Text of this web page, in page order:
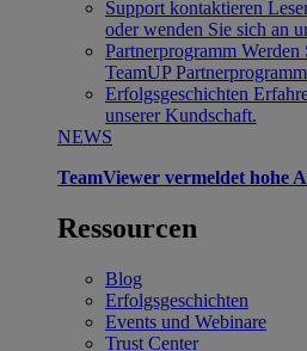
Support kontaktieren
oder wenden Sie sich an
Partnerprogramm Werden
TeamUP
Erfolgsgeschichten
unserer Kundschaft.
NEWS
TeamViewer vermeldet hohe
Ressourcen
Blog
Erfolgsgeschichten
Events und Webinare
Trust Center